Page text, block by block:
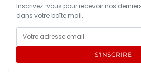
Inscrivez-vous pour recevoir nos
dans votre boîte mail.
S'INSCRIRE